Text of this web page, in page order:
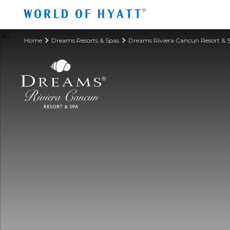
Home Dreams Resorts & Spas Dreams Riviera Cancun Resort &